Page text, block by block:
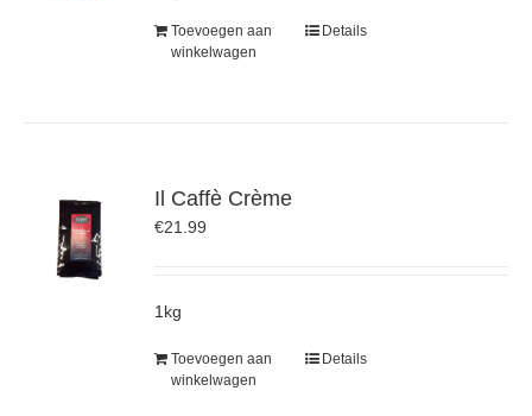
Toevoegen aan
winkelwagen
Details
Il Caffè Crème
€21.99
1kg
Toevoegen aan
winkelwagen
Details